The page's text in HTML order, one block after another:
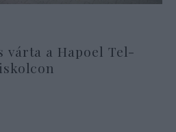
várta a Hapoel Tel-